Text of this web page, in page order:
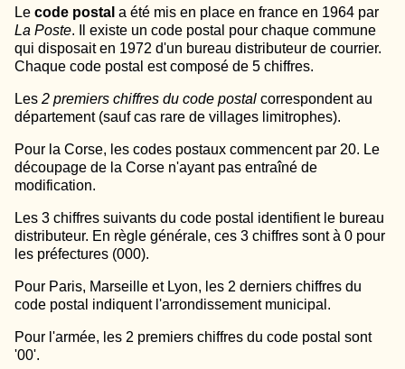
Le code postal a été mis en place en france en 1964 par
La Poste. Il existe un code postal pour chaque commune
qui disposait en 1972 d'un bureau distributeur de courrier.
Chaque code postal est composé de 5 chiffres.
Les 2 premiers chiffres du code postal correspondent au
département (sauf cas rare de villages limitrophes).
Pour la Corse, les codes postaux commencent par 20. Le
découpage de la Corse n'ayant pas entraîné de
modification.
Les 3 chiffres suivants du code postal identifient le bureau
distributeur. En règle générale, ces 3 chiffres sont à 0 pour
les préfectures (000).
Pour Paris, Marseille et Lyon, les 2 derniers chiffres du
code postal indiquent l'arrondissement municipal.
Pour l'armée, les 2 premiers chiffres du code postal sont
'00'.